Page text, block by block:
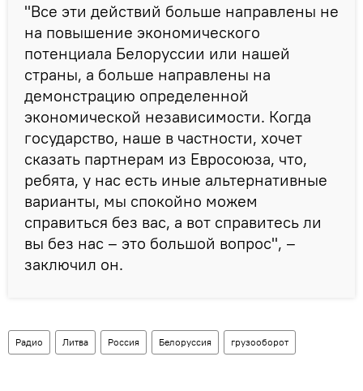
"Все эти действий больше направлены не
на повышение экономического
потенциала Белоруссии или нашей
страны, а больше направлены на
демонстрацию определенной
экономической независимости. Когда
государство, наше в частности, хочет
сказать партнерам из Евросоюза, что,
ребята, у нас есть иные альтернативные
варианты, мы спокойно можем
справиться без вас, а вот справитесь ли
вы без нас – это большой вопрос", –
заключил он.
Радио Литва Россия Белоруссия грузооборот